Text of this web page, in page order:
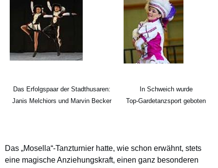
Das Erfolgspaar der Stadthusaren:
Janis Melchiors und Marvin Becker
In Schweich wurde
Top-Gardetanzsport geboten
Das „Mosella“-Tanzturnier hatte, wie schon erwähnt, stets
eine magische Anziehungskraft, einen ganz besonderen